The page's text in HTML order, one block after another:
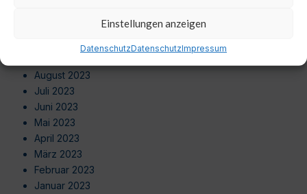
Einstellungen anzeigen
DatenschutzDatenschutzImpressum
November 2023
Oktober 2023
August 2023
Juli 2023
Juni 2023
Mai 2023
April 2023
März 2023
Februar 2023
Januar 2023